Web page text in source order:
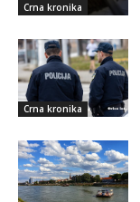
Crna kronika
Crna kronika